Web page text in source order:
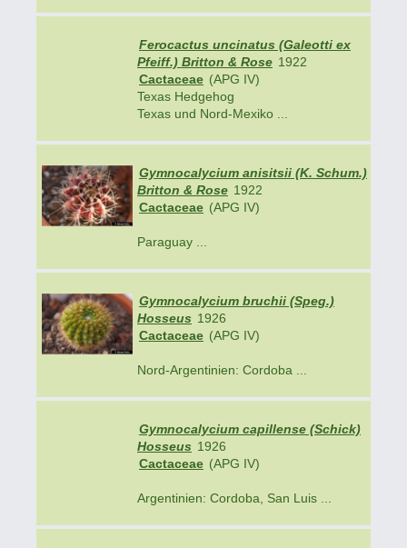
Ferocactus uncinatus (Galeotti ex
Pfeiff.) Britton & Rose 1922
Cactaceae (APG IV)
Texas Hedgehog
Texas und Nord-Mexiko ...
Gymnocalycium anisitsii (K. Schum.)
Britton & Rose 1922
Cactaceae (APG IV)
Paraguay ...
Gymnocalycium bruchii (Speg.)
Hosseus 1926
Cactaceae (APG IV)
Nord-Argentinien: Cordoba ...
Gymnocalycium capillense (Schick)
Hosseus 1926
Cactaceae (APG IV)
Argentinien: Cordoba, San Luis ...